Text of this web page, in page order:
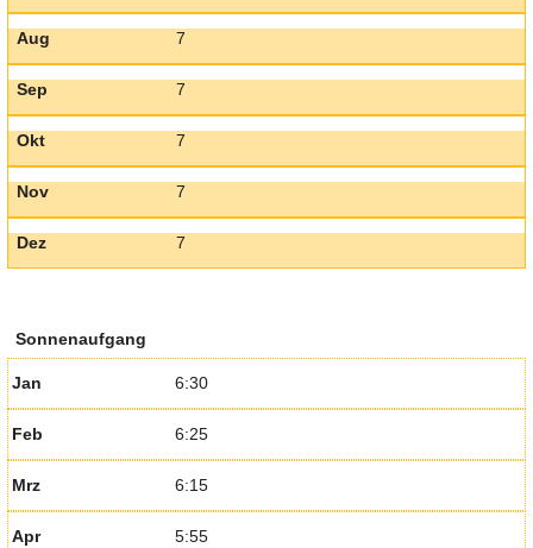
Aug 7
Sep 7
Okt 7
Nov 7
Dez 7
Sonnenaufgang
Jan 6:30
Feb 6:25
Mrz 6:15
Apr 5:55